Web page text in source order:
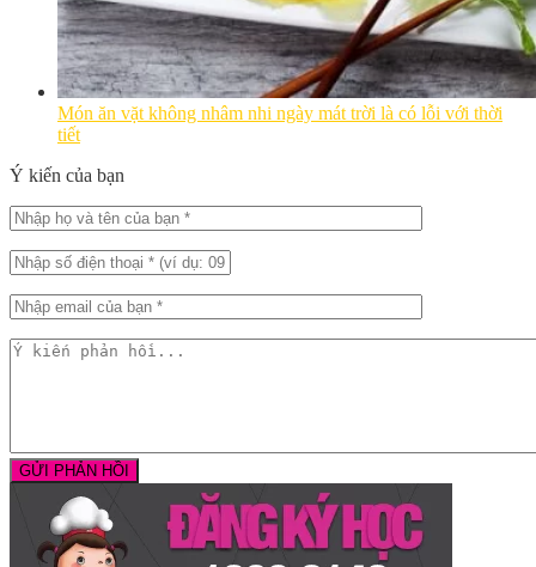
Món ăn vặt không nhâm nhi ngày mát trời là có lỗi với thời
tiết
Ý kiến của bạn